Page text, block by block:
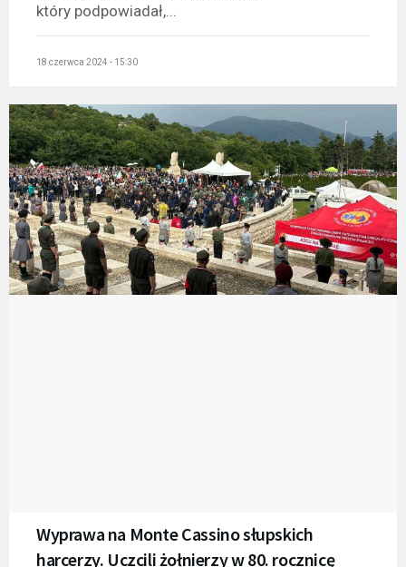
który podpowiadał,...
18 czerwca 2024 - 15:30
Wyprawa na Monte Cassino słupskich
harcerzy. Uczcili żołnierzy w 80. rocznicę